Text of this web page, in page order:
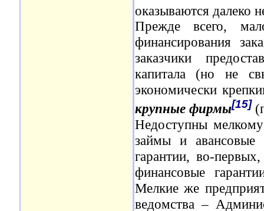
оказываются далеко
Прежде всего,
финансирования
заказчики
капитала (но не
экономически
крупные фирмы[15]
Недоступны
займы и авансовые
гарантии, во-
финансовые
Мелкие же
ведомства –